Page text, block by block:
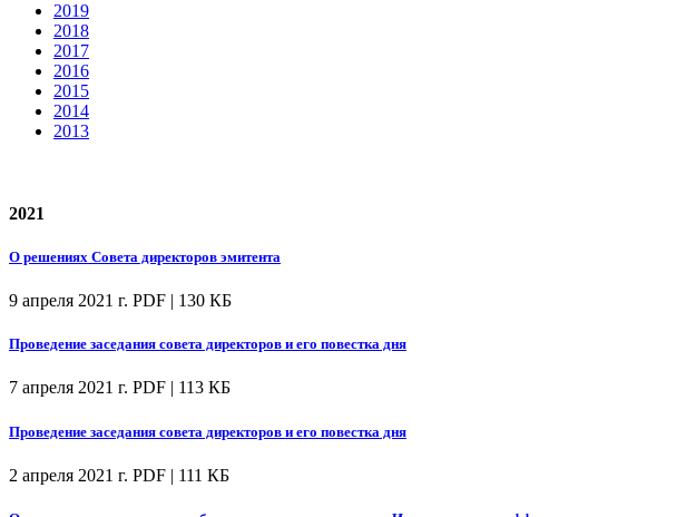
2019
2018
2017
2016
2015
2014
2013
2021
О решениях Совета директоров эмитента
9 апреля 2021 г. PDF | 130 КБ
Проведение заседания совета директоров и его повестка дня
7 апреля 2021 г. PDF | 113 КБ
Проведение заседания совета директоров и его повестка дня
2 апреля 2021 г. PDF | 111 КБ